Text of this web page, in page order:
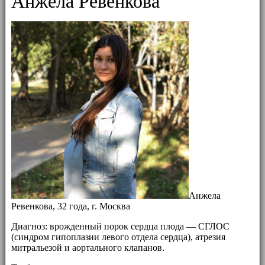
Анжела
Ревенкова, 32 года, г. Москва
Диагноз: врожденный порок сердца плода — СГЛОС
(синдром гипоплазии левого отдела сердца), атрезия
митральезой и аортального клапанов.